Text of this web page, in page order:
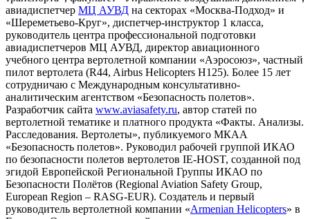
авиадиспетчер МЦ АУВД на секторах «Москва-Подход» и
«Шереметьево-Круг», диспетчер-инструктор 1 класса,
руководитель центра профессиональной подготовки
авиадиспетчеров МЦ АУВД, директор авиационного
учебного центра вертолетной компании «Аэросоюз», частный
пилот вертолета (R44, Airbus Helicopters H125). Более 15 лет
сотрудничаю с Международным консультативно-
аналитическим агентством «Безопасность полетов».
Разработчик сайта www.aviasafety.ru, автор статей по
вертолетной тематике и платного продукта «Факты. Анализы.
Расследования. Вертолеты», публикуемого МКАА
«Безопасность полетов». Руководил рабочей группой ИКАО
по безопасности полетов вертолетов IE-HOST, созданной под
эгидой Европейской Региональной Группы ИКАО по
Безопасности Полётов (Regional Aviation Safety Group,
European Region – RASG-EUR). Создатель и первый
руководитель вертолетной компании «Armenian Helicopters» в